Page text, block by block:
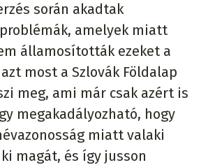
során akadtak
amelyek miatt
államosították ezeket a
most a Szlovák Földalap
meg, ami már csak azért is
megakadályozható, hogy
miatt valaki
magát, és így jusson